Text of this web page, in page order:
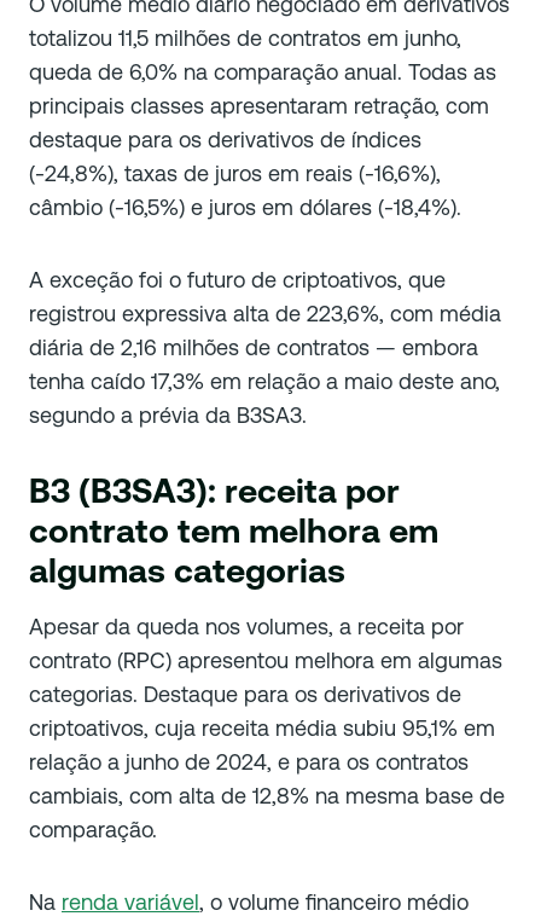
totalizou 11,5 milhões de contratos em junho,
queda de 6,0% na comparação anual. Todas as
principais classes apresentaram retração, com
destaque para os derivativos de índices
(-24,8%), taxas de juros em reais (-16,6%),
câmbio (-16,5%) e juros em dólares (-18,4%).
A exceção foi o futuro de criptoativos, que
registrou expressiva alta de 223,6%, com média
diária de 2,16 milhões de contratos — embora
tenha caído 17,3% em relação a maio deste ano,
segundo a prévia da B3SA3.
B3 (B3SA3): receita por
contrato tem melhora em
algumas categorias
Apesar da queda nos volumes, a receita por
contrato (RPC) apresentou melhora em algumas
categorias. Destaque para os derivativos de
criptoativos, cuja receita média subiu 95,1% em
relação a junho de 2024, e para os contratos
cambiais, com alta de 12,8% na mesma base de
comparação.
Na renda variável, o volume financeiro médio